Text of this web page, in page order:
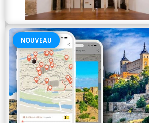
NOUVEAU